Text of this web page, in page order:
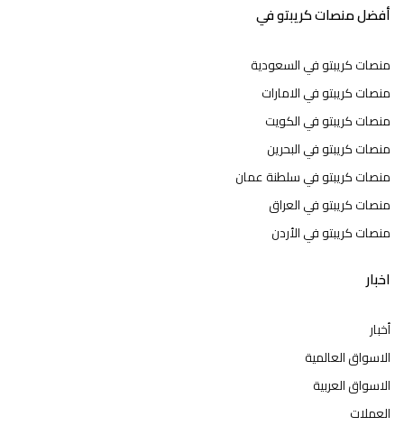
أفضل منصات كريبتو في
منصات كريبتو في السعودية
منصات كريبتو في الامارات
منصات كريبتو في الكويت
منصات كريبتو في البحرين
منصات كريبتو في سلطنة عمان
منصات كريبتو في العراق
منصات كريبتو في الأردن
اخبار
أخبار
الاسواق العالمية
الاسواق العربية
العملات